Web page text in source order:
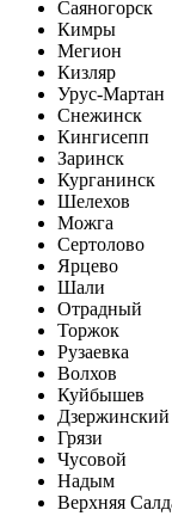
Саяногорск
Кимры
Мегион
Кизляр
Урус-Мартан
Снежинск
Кингисепп
Заринск
Курганинск
Шелехов
Можга
Сертолово
Ярцево
Шали
Отрадный
Торжок
Рузаевка
Волхов
Куйбышев
Дзержинский
Грязи
Чусовой
Надым
Верхняя